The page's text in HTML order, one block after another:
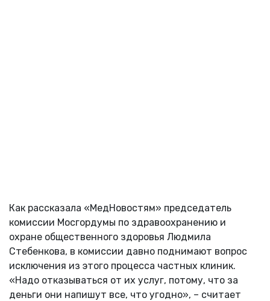
Как рассказала «МедНовостям» председатель
комиссии Мосгордумы по здравоохранению и
охране общественного здоровья Людмила
Стебенкова, в комиссии давно поднимают вопрос
исключения из этого процесса частных клиник.
«Надо отказываться от их услуг, потому, что за
деньги они напишут все, что угодно», – считает